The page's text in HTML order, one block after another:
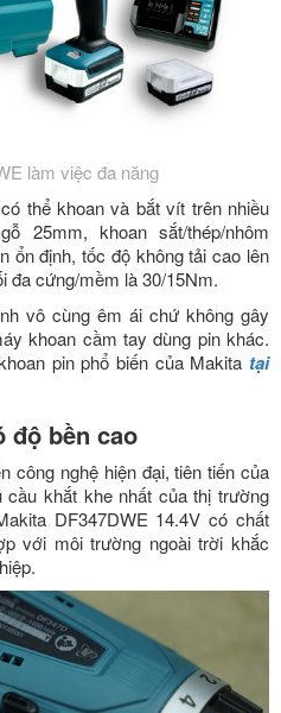
làm việc đa năng
thể khoan và bắt vít trên nhiều
25mm, khoan sắt/thép/nhôm
ổn định, tốc độ không tải cao lên
đa cứng/mềm là 30/15Nm.
vô cùng êm ái chứ không gây
khoan cầm tay dùng pin khác.
pin phổ biến của Makita tại
độ bền cao
công nghệ hiện đại, tiên tiến của
khắt khe nhất của thị trường
DF347DWE 14.4V có chất
với môi trường ngoài trời khắc